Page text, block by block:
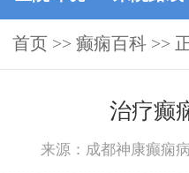
首页 >> 癫痫百科 >>
治疗癫
来源：成都神康癫痫